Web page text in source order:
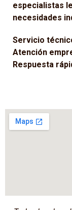
especialistas
necesidades
Servicio
Atención
Respuesta